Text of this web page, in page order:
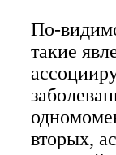
По-
такие
вторых,